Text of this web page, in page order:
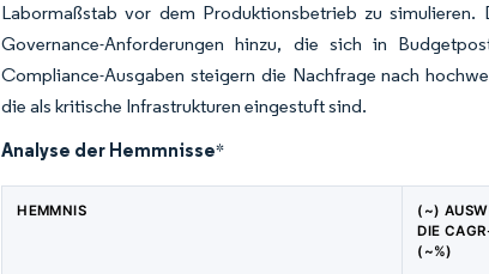
Labormaßstab vor dem Produktionsbetrieb zu
Governance-Anforderungen hinzu, die sich in
Compliance-Ausgaben steigern die Nachfrage nach
die als kritische Infrastrukturen eingestuft sind.
Analyse der Hemmnisse*
HEMMNIS
(~)
DIE
(~%)